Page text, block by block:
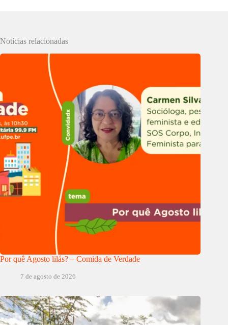
Notícias relacionadas
Por quê Agosto lilás? – Comida de Verdade
7 de agosto de 2026